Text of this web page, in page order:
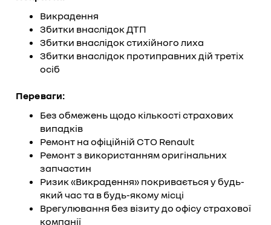
Викрадення
Збитки внаслідок ДТП
Збитки внаслідок стихійного лиха
Збитки внаслідок протиправних дій третіх
осіб
Переваги:
Без обмежень щодо кількості страхових
випадків
Ремонт на офіційній СТО Renault
Ремонт з використанням оригінальних
запчастин
Ризик «Викрадення» покривається у будь-
який час та в будь-якому місці
Врегулювання без візиту до офісу страхової
компанії